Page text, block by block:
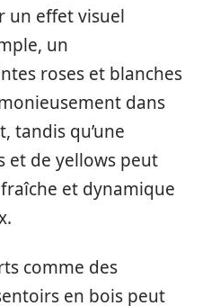
un effet visuel
un
roses et blanches
dans
tandis qu’une
et de yellows peut
et dynamique
comme des
en bois peut